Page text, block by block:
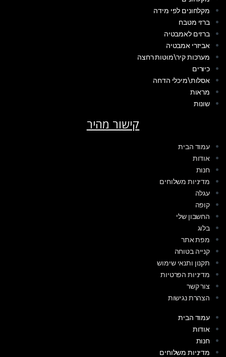
מקלחונים לפי מידה
ברזי מטבח
ברזים לאמבטיה
אביזרי אמבטיה
מערכות קיר\מוטות רחצה
כיורים
אסלות\מיכלי הדחה
מראות
שונות
קישור מהיר
עמוד הבית
אודות
חנות
מדיניות משלוחים
עגלה
קופה
החשבון שלי
בלוג
מפת אתר
קנייה בטוחה
תקנון ותנאי שימוש
מדיניות הפרטיות
צור קשר
הצהרת נגישות
עמוד הבית
אודות
חנות
מדיניות משלוחים